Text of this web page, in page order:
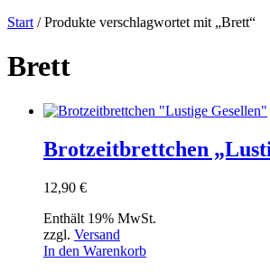
Start / Produkte verschlagwortet mit „Brett“
Brett
Brotzeitbrettchen
12,90 €
Enthält 19% MwSt.
zzgl. Versand
In den Warenkorb